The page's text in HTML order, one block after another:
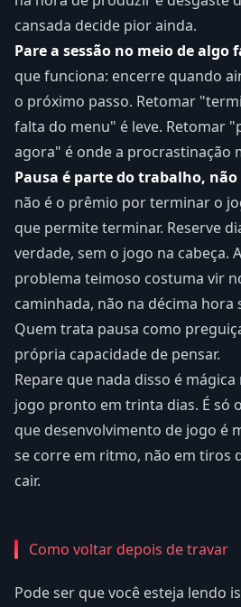
cansada decide pior ainda.
Pare a sessão no meio de algo
que funciona: encerre quando
o próximo passo. Retomar
falta do menu" é leve. Retomar
agora" é onde a procrastinação
Pausa é parte do trabalho,
não é o prêmio por terminar o
que permite terminar. Reserve
verdade, sem o jogo na cabeça.
problema teimoso costuma vir
caminhada, não na décima hora
Quem trata pausa como
própria capacidade de pensar.
Repare que nada disso é
jogo pronto em trinta dias. É só
que desenvolvimento de jogo é
se corre em ritmo, não em tiros
cair.
Como voltar depois de travar
Pode ser que você esteja lendo